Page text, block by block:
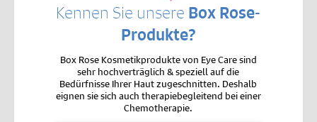
Kennen Sie unsere Box Rose-
Produkte?
Box Rose Kosmetikprodukte von Eye Care sind
sehr hochverträglich & speziell auf die
Bedürfnisse Ihrer Haut zugeschnitten. Deshalb
eignen sie sich auch therapiebegleitend bei einer
Chemotherapie.